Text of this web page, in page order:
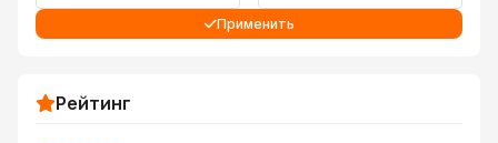
Применить
Рейтинг